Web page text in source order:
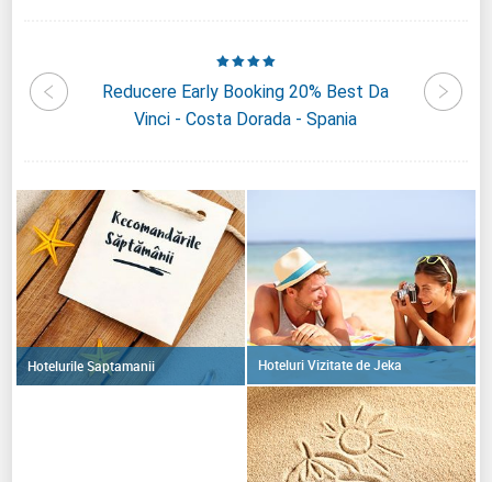
Reducere Early Booking 20% Best Da
Vinci - Costa Dorada - Spania
Hotelurile Saptamanii Hoteluri Vizitate de Jeka